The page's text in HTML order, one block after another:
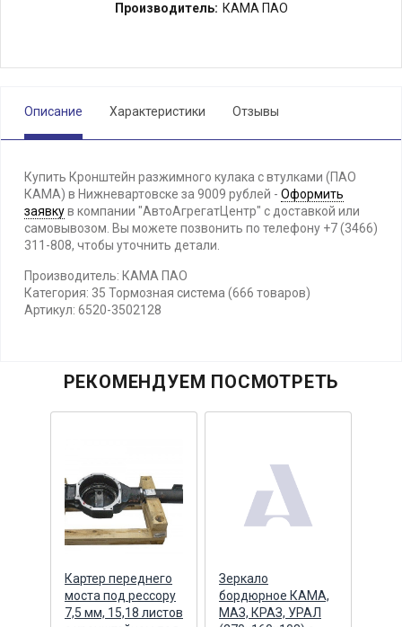
Производитель: КАМА ПАО
Описание Характеристики Отзывы
Купить Кронштейн разжимного кулака с втулками (ПАО
КАМА) в Нижневартовске за 9009 рублей - Оформить
заявкув компании "АвтоАгрегатЦентр" с доставкой или
самовывозом. Вы можете позвонить по телефону +7 (3466)
311-808, чтобы уточнить детали.
Производитель: КАМА ПАО
Категория: 35 Тормозная система (666 товаров)
Артикул: 6520-3502128
РЕКОМЕНДУЕМ ПОСМОТРЕТЬ
Картер переднего
моста под рессору
7,5 мм, 15,18 листов
Зеркало
бордюрное КАМА,
МАЗ, КРАЗ, УРАЛ